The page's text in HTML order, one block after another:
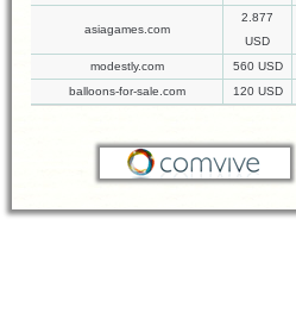
asiagames.com
2.877
USD
modestly.com 560 USD
balloons-for-sale.com
120 USD